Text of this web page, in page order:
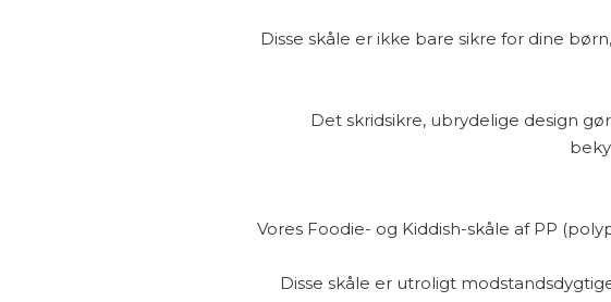
Disse skåle er ikke bare sikre for dine
Det skridsikre, ubrydelige design
Vores Foodie- og Kiddish-skåle af PP
Disse skåle er utroligt